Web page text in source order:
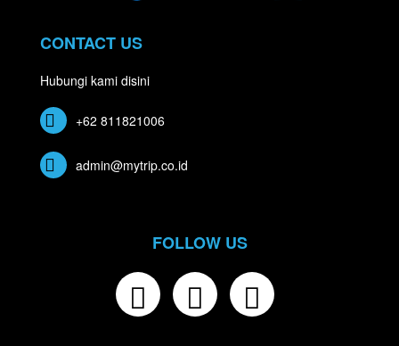
CONTACT US
Hubungi kami disini
+62 811821006
admin@mytrip.co.id
FOLLOW US